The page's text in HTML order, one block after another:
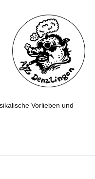
Vorlieben und